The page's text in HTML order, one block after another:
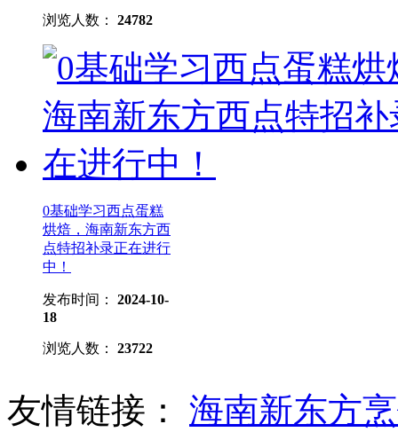
浏览人数： 24782
0基础学习西点蛋糕
烘焙，海南新东方西
点特招补录正在进行
中！
发布时间： 2024-10-
18
浏览人数： 23722
友情链接：
海南新东方